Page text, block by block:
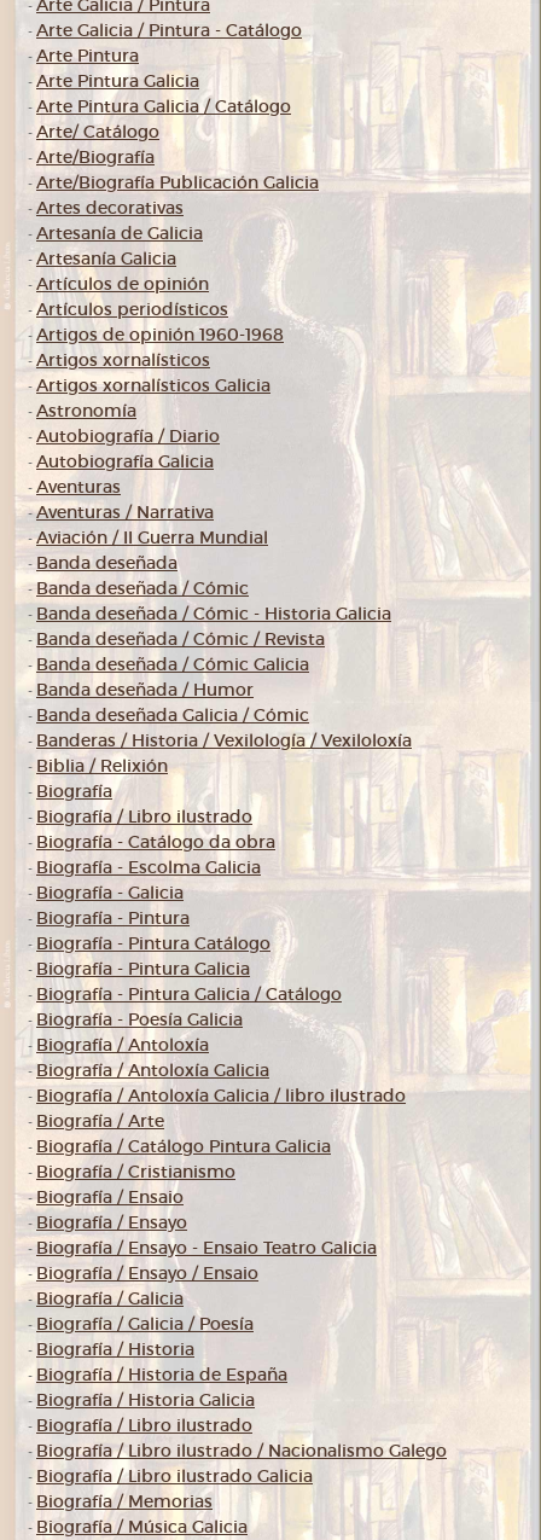
- Arte Galicia / Pintura
- Arte Galicia / Pintura - Catálogo
- Arte Pintura
- Arte Pintura Galicia
- Arte Pintura Galicia / Catálogo
- Arte/ Catálogo
- Arte/Biografía
- Arte/Biografía Publicación Galicia
- Artes decorativas
- Artesanía de Galicia
- Artesanía Galicia
- Artículos de opinión
- Artículos periodísticos
- Artigos de opinión 1960-1968
- Artigos xornalísticos
- Artigos xornalísticos Galicia
- Astronomía
- Autobiografía / Diario
- Autobiografía Galicia
- Aventuras
-Aventuras / Narrativa
-Aviación / II Guerra Mundial
- Banda deseñada
- Banda deseñada / Cómic
- Banda deseñada / Cómic - Historia Galicia
- Banda deseñada / Cómic / Revista
- Banda deseñada / Cómic Galicia
- Banda deseñada / Humor
- Banda deseñada Galicia / Cómic
- Banderas / Historia / Vexilología / Vexiloloxía
- Biblia / Relixión
- Biografía
- Biografía / Libro ilustrado
- Biografía - Catálogo da obra
- Biografía - Escolma Galicia
- Biografía - Galicia
- Biografía - Pintura
- Biografía - Pintura Catálogo
- Biografía - Pintura Galicia
- Biografía - Pintura Galicia / Catálogo
- Biografía - Poesía Galicia
- Biografía / Antoloxía
-Biografía / Antoloxía Galicia
- Biografía / Antoloxía Galicia / libro ilustrado
- Biografía / Arte
- Biografía / Catálogo Pintura Galicia
- Biografía / Cristianismo
-Biografía / Ensaio
- Biografía / Ensayo
- Biografía / Ensayo - Ensaio Teatro Galicia
- Biografía / Ensayo / Ensaio
-Biografía / Galicia
- Biografía / Galicia / Poesía
- Biografía / Historia
- Biografía / Historia de España
- Biografía / Historia Galicia
- Biografía / Libro ilustrado
- Biografía / Libro ilustrado / Nacionalismo Galego
- Biografía / Libro ilustrado Galicia
- Biografía / Memorias
- Biografía / Música Galicia